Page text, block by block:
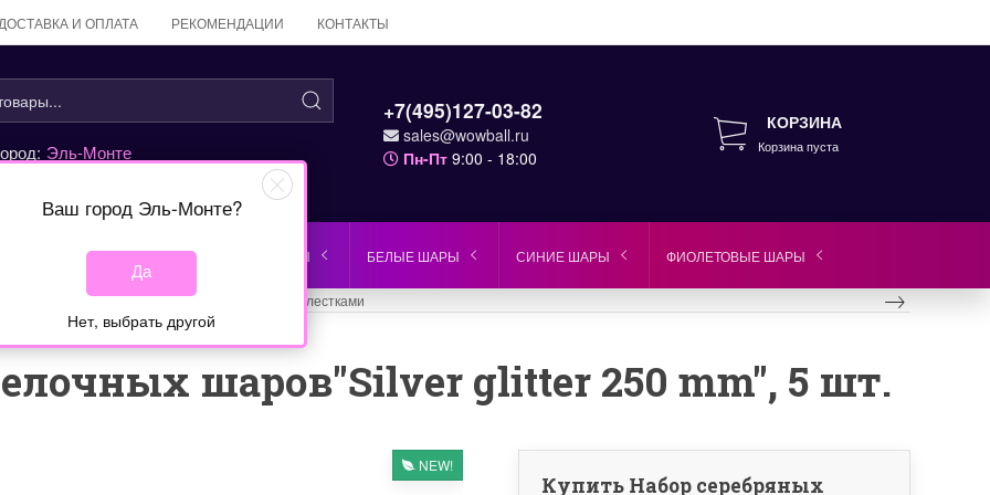
И ОПЛАТА РЕКОМЕНДАЦИИ КОНТАКТЫ
Эль-Монте
Ваш город Эль-Монте?
Да
Нет, выбрать другой
+7(495)127-03-82
sales@wowball.ru
Пн-Пт 9:00 - 18:00
КОРЗИНА
Корзина пуста
ЗЕЛЕНЫЕ ШАРЫ КРАСНЫЕ ШАРЫ БЕЛЫЕ ШАРЫ СИНИЕ ШАРЫ ФИОЛЕТОВЫЕ ШАРЫ
Главная Шары с блестками
шаров"Silver glitter 250 mm", 5 шт.
NEW!
Купить Набор серебряных